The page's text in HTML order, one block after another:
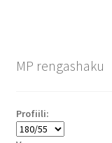
MP rengashaku
Profiili: